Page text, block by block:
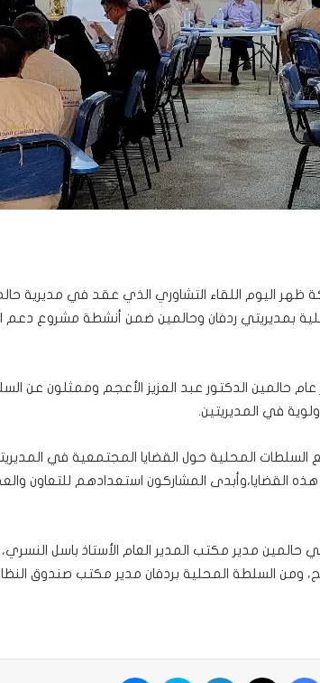
اليوم اللقاء التشاوري الذي عقد في مديرية
بمديريتي ردفان وحالمين ضمن أنشطة مشروع دعم
حالمين الدكتور عبد العزيز الأعجم وممثلون عن
في المديريتين.
السلطات المحلية حول القضايا المجتمعية في
هذه القضايا،وأبدى المشاركون استعدادهم للتعاون
مدير مكتب المدير العام الأستاذ باسل
ومن السلطة المحلية بردفان مدير مكتب صندوق